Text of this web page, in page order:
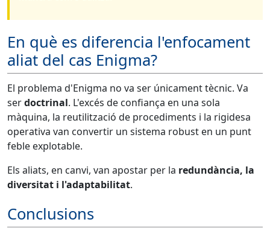
En què es diferencia l'enfocament
aliat del cas Enigma?
El problema d'Enigma no va ser únicament tècnic. Va
serdoctrinal. L'excés de confiança en una sola
màquina, la reutilització de procediments i la rigidesa
operativa van convertir un sistema robust en un punt
feble explotable.
Els aliats, en canvi, van apostar per la redundància, la
diversitat i l'adaptabilitat.
Conclusions